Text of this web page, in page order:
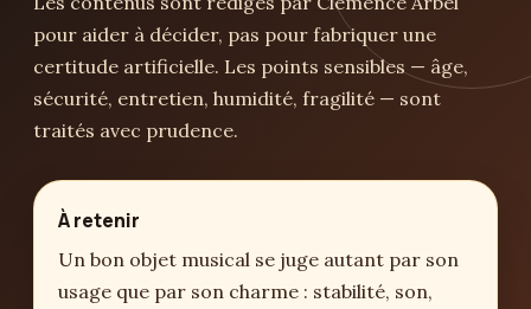
pour aider à décider, pas pour fabriquer une
certitude artificielle. Les points sensibles — âge,
sécurité, entretien, humidité, fragilité — sont
traités avec prudence.
À retenir
Un bon objet musical se juge autant par son
usage que par son charme : stabilité, son,